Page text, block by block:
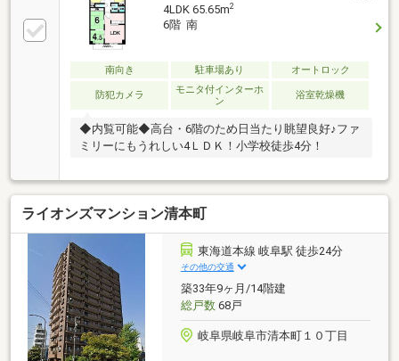
4LDK 65.65m2
6階 南
南向き 駐車場あり オートロック
防犯カメラ
モニタ付インターホ
ン
浴室乾燥機
◆内覧可能◆高台・6階のため日当たり眺望良好♪ファ
ミリーにもうれしい4ＬＤＫ！小学校徒歩4分！
ライオンズマンション清本町
東海道本線 岐阜駅 徒歩24分
その他の交通
築33年9ヶ月/14階建
総戸数68戸
岐阜県岐阜市清本町１０丁目